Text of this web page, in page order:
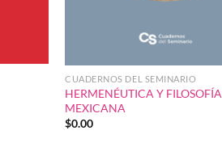
CUADERNOS DEL SEMINARIO
HERMENÉUTICA Y FILOSOFÍA
MEXICANA
$0.00